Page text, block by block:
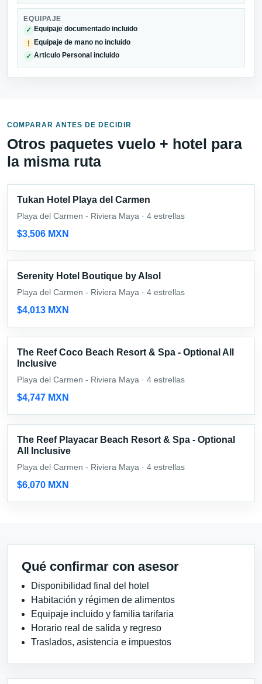
EQUIPAJE
✓ Equipaje documentado incluido
! Equipaje de mano no incluido
✓ Articulo Personal incluido
COMPARAR ANTES DE DECIDIR
Otros paquetes vuelo + hotel para
la misma ruta
Tukan Hotel Playa del Carmen
Playa del Carmen - Riviera Maya · 4 estrellas
$3,506 MXN
Serenity Hotel Boutique by Alsol
Playa del Carmen - Riviera Maya · 4 estrellas
$4,013 MXN
The Reef Coco Beach Resort & Spa - Optional All
Inclusive
Playa del Carmen - Riviera Maya · 4 estrellas
$4,747 MXN
The Reef Playacar Beach Resort & Spa - Optional
All Inclusive
Playa del Carmen - Riviera Maya · 4 estrellas
$6,070 MXN
Qué confirmar con asesor
Disponibilidad final del hotel
Habitación y régimen de alimentos
Equipaje incluido y familia tarifaria
Horario real de salida y regreso
Traslados, asistencia e impuestos